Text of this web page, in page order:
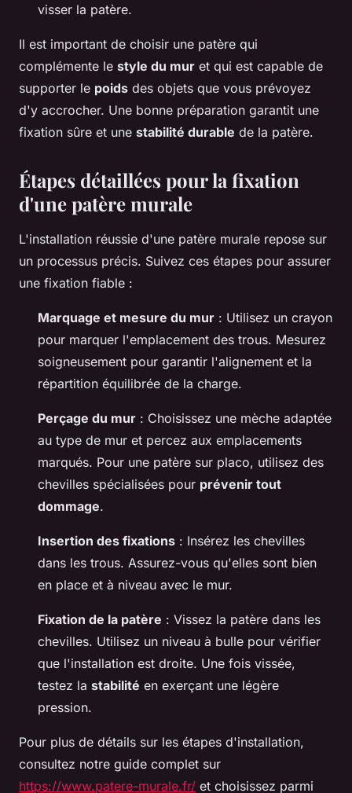
visser la patère.
Il est important de choisir une patère qui
complémente le style du mur et qui est capable de
supporter le poids des objets que vous prévoyez
d'y accrocher. Une bonne préparation garantit une
fixation sûre et une stabilité durable de la patère.
Étapes détaillées pour la fixation
d'une patère murale
L'installation réussie d'une patère murale repose sur
un processus précis. Suivez ces étapes pour assurer
une fixation fiable :
Marquage et mesure du mur : Utilisez un crayon
pour marquer l'emplacement des trous. Mesurez
soigneusement pour garantir l'alignement et la
répartition équilibrée de la charge.
Perçage du mur : Choisissez une mèche adaptée
au type de mur et percez aux emplacements
marqués. Pour une patère sur placo, utilisez des
chevilles spécialisées pour prévenir tout
dommage.
Insertion des fixations : Insérez les chevilles
dans les trous. Assurez-vous qu'elles sont bien
en place et à niveau avec le mur.
Fixation de la patère : Vissez la patère dans les
chevilles. Utilisez un niveau à bulle pour vérifier
que l'installation est droite. Une fois vissée,
testez la stabilité en exerçant une légère
pression.
Pour plus de détails sur les étapes d'installation,
consultez notre guide complet sur
https://www.patere-murale.fr/ et choisissez parmi